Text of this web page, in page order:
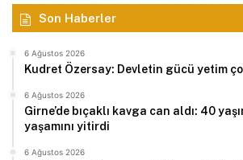
Son Haberler
6 Ağustos 2026
Kudret Özersay: Devletin gücü yetim
6 Ağustos 2026
Girne’de bıçaklı kavga can aldı: 40
yaşamını yitirdi
6 Ağustos 2026